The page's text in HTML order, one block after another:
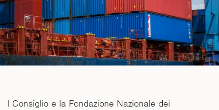
l Consiglio e la Fondazione Nazionale dei